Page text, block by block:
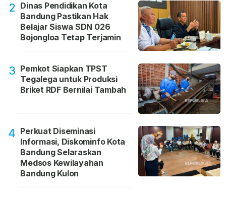
2 Dinas Pendidikan Kota
Bandung Pastikan Hak
Belajar Siswa SDN 026
Bojongloa Tetap Terjamin
3 Pemkot Siapkan TPST
Tegalega untuk Produksi
Briket RDF Bernilai Tambah
4 Perkuat Diseminasi
Informasi, Diskominfo Kota
Bandung Selaraskan
Medsos Kewilayahan
Bandung Kulon